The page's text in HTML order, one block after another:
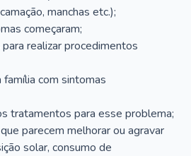
manchas etc.);
começaram;
realizar procedimentos
família com sintomas
tratamentos para esse problema;
parecem melhorar ou agravar
solar, consumo de